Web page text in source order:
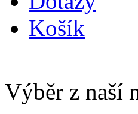
Košík
Výběr z naší